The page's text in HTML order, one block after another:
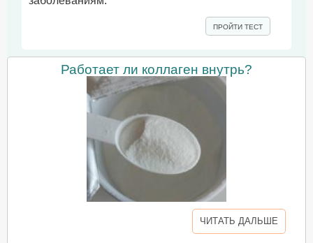
ПРОЙТИ ТЕСТ
Работает ли коллаген внутрь?
ЧИТАТЬ ДАЛЬШЕ